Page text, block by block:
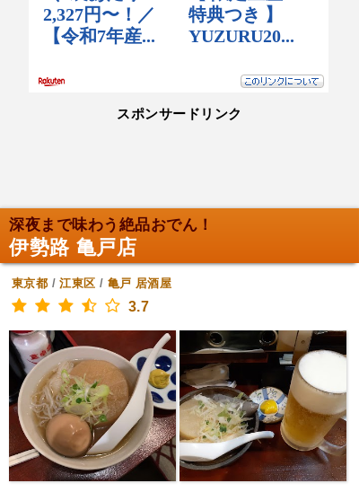
スポンサードリンク
深夜まで味わう絶品おでん！
伊勢路 亀戸店
東京都 /江東区 / 亀戸 居酒屋
3.7